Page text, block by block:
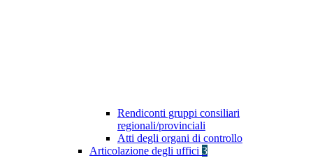
Rendiconti gruppi consiliari
regionali/provinciali
Atti degli organi di controllo
Articolazione degli uffici 3